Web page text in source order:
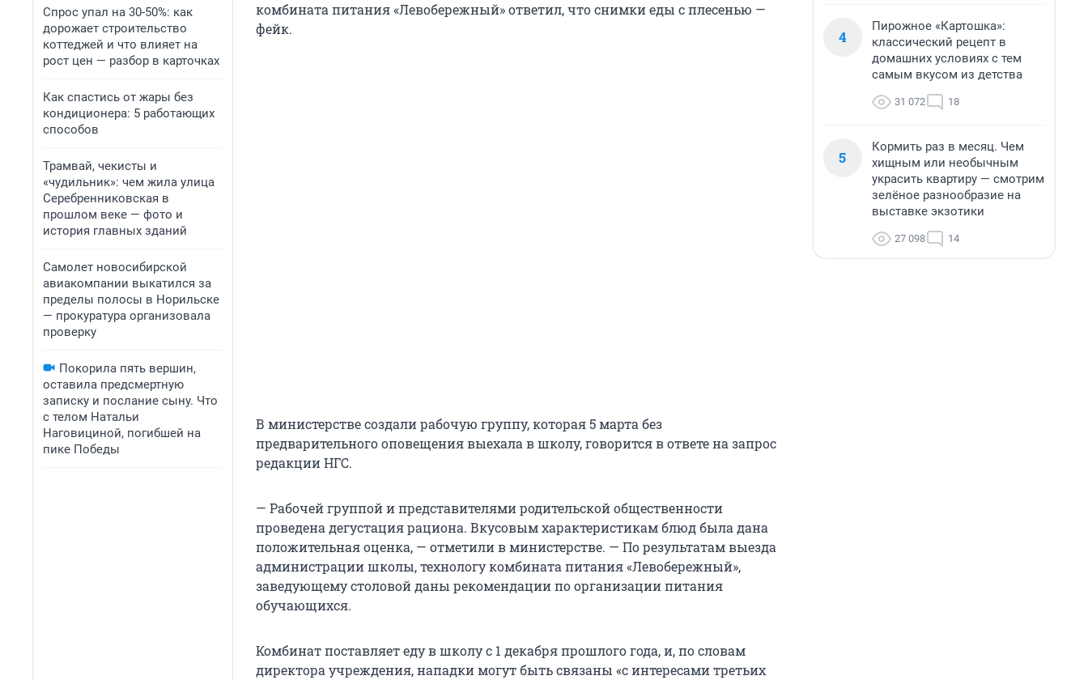
Спрос упал на 30-50%: как
дорожает строительство
коттеджей и что влияет на
рост цен — разбор в карточках
Как спастись от жары без
кондиционера: 5 работающих
способов
Трамвай, чекисты и
«чудильник»: чем жила улица
Серебренниковская в
прошлом веке — фото и
история главных зданий
Самолет новосибирской
авиакомпании выкатился за
пределы полосы в Норильске
— прокуратура организовала
проверку
Покорила пять вершин,
оставила предсмертную
записку и послание сыну. Что
с телом Натальи
Наговициной, погибшей на
пике Победы
комбината питания «Левобережный» ответил, что снимки еды с плесенью —
фейк.
В министерстве создали рабочую группу, которая 5 марта без
предварительного оповещения выехала в школу, говорится в ответе на запрос
редакции НГС.
— Рабочей группой и представителями родительской общественности
проведена дегустация рациона. Вкусовым характеристикам блюд была дана
положительная оценка, — отметили в министерстве. — По результатам выезда
администрации школы, технологу комбината питания «Левобережный»,
заведующему столовой даны рекомендации по организации питания
обучающихся.
Комбинат поставляет еду в школу с 1 декабря прошлого года, и, по словам
директора учреждения, нападки могут быть связаны «с интересами третьих
4
Пирожное «Картошка»:
классический рецепт в
домашних условиях с тем
самым вкусом из детства
31 072 18
5
Кормить раз в месяц. Чем
хищным или необычным
украсить квартиру — смотрим
зелёное разнообразие на
выставке экзотики
27 098 14